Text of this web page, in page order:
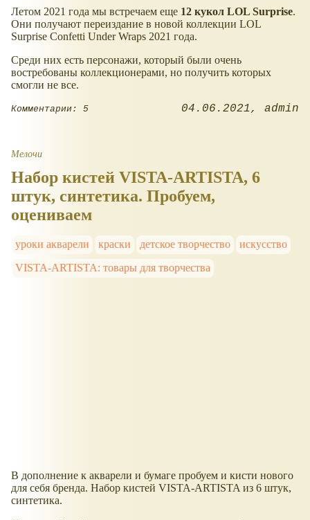
Летом 2021 года мы встречаем еще 12 кукол LOL Surprise.
Они получают переиздание в новой коллекции LOL
Surprise Confetti Under Wraps 2021 года.
Среди них есть персонажи, который были очень
востребованы коллекционерами, но получить которых
смогли не все.
Комментарии: 5 04.06.2021 admin
Мелочи
Набор кистей VISTA-ARTISTA, 6
штук, синтетика. Пробуем,
оцениваем
уроки акварели краски детское творчество
искусство
VISTA-ARTISTA: товары для творчества
В дополнение к акварели и бумаге пробуем и кисти нового
для себя бренда. Набор кистей VISTA-ARTISTA из 6 штук,
синтетика.